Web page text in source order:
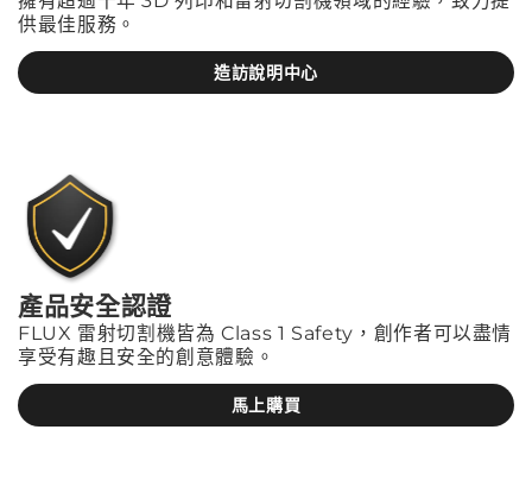
供最佳服務。
造訪說明中心
產品安全認證
FLUX 雷射切割機皆為 Class 1 Safety，創作者可以盡情
享受有趣且安全的創意體驗。
馬上購買